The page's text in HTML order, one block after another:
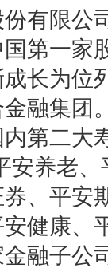
有限公
第一家
长为位
融集团
第二大
安养老
、平安
健康、
融子公